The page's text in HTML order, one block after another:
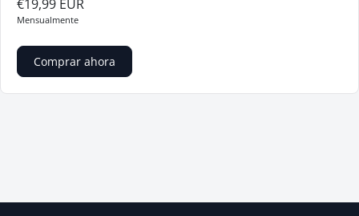
€19,99 EUR
Mensualmente
Comprar ahora